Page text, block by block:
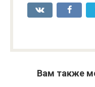
Вам также